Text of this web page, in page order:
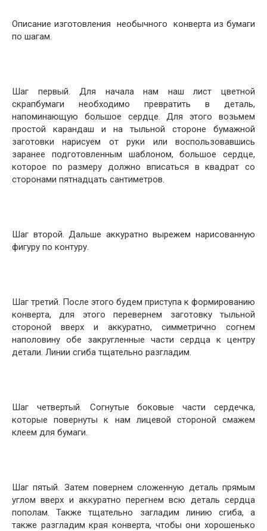
Описание изготовления необычного конверта из бумаги
по шагам.
Шаг первый. Для начала нам наш лист цветной
скрапбумаги необходимо превратить в деталь,
напоминающую большое сердце. Для этого возьмем
простой карандаш и на тыльной стороне бумажной
заготовки нарисуем от руки или воспользовавшись
заранее подготовленным шаблоном, большое сердце,
которое по размеру должно вписаться в квадрат со
сторонами пятнадцать сантиметров.
Шаг второй. Дальше аккуратно вырежем нарисованную
фигуру по контуру.
Шаг третий. После этого будем приступа к формированию
конверта, для этого перевернем заготовку тыльной
стороной вверх и аккуратно, симметрично согнем
наполовину обе закругленные части сердца к центру
детали. Линии сгиба тщательно разгладим.
Шаг четвертый. Согнутые боковые части сердечка,
которые повернуты к нам лицевой стороной смажем
клеем для бумаги.
Шаг пятый. Затем повернем сложенную деталь прямым
углом вверх и аккуратно перегнем всю деталь сердца
пополам. Также тщательно загладим линию сгиба, а
также разгладим края конверта, чтобы они хорошенько